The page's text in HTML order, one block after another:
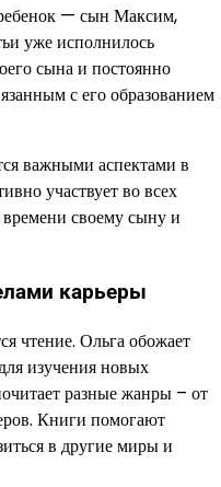
— сын Максим,
уже исполнилось
сына и постоянно
с его образованием
важными аспектами в
участвует во всех
своему сыну и
карьеры
чтение. Ольга обожает
изучения новых
разные жанры – от
Книги помогают
в другие миры и